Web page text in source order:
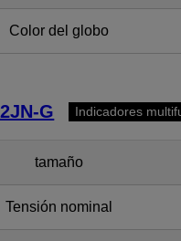
Color del globo
G Indicadores
tamaño
Tensión nominal